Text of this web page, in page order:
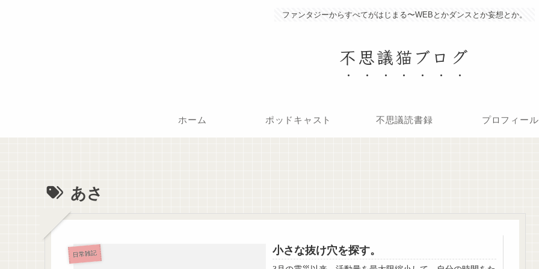
ファンタジーからすべてがはじまる〜WEBとかダンスとか妄想とか。
不思議猫ブログ
ホーム ポッドキャスト 不思議読書録 プロフィール
あさ
日常雑記 小さな抜け穴を探す。